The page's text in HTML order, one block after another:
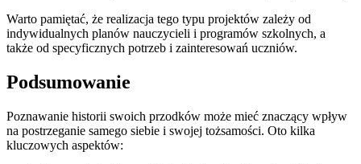
Warto pamiętać, że realizacja tego typu projektów zależy od
indywidualnych planów nauczycieli i programów szkolnych, a
także od specyficznych potrzeb i zainteresowań uczniów.
Podsumowanie
Poznawanie historii swoich przodków może mieć znaczący wpływ
na postrzeganie samego siebie i swojej tożsamości. Oto kilka
kluczowych aspektów: